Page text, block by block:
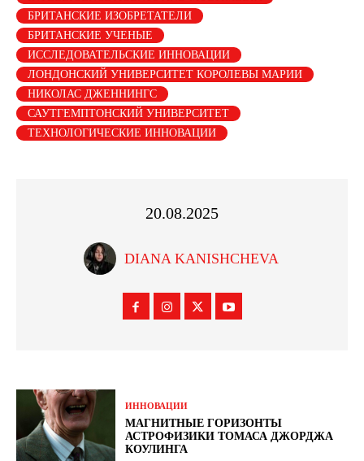
БРИТАНСКИЕ ИЗОБРЕТАТЕЛИ
БРИТАНСКИЕ УЧЕНЫЕ
ИССЛЕДОВАТЕЛЬСКИЕ ИННОВАЦИИ
ЛОНДОНСКИЙ УНИВЕРСИТЕТ КОРОЛЕВЫ МАРИИ
НИКОЛАС ДЖЕННИНГС
САУТГЕМПТОНСКИЙ УНИВЕРСИТЕТ
ТЕХНОЛОГИЧЕСКИЕ ИННОВАЦИИ
20.08.2025
DIANA KANISHCHEVA
ИННОВАЦИИ
МАГНИТНЫЕ ГОРИЗОНТЫ
АСТРОФИЗИКИ ТОМАСА ДЖОРДЖА
КОУЛИНГА